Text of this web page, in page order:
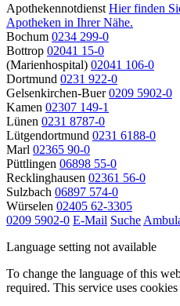
Apothekennotdienst Hier finden
Apotheken in Ihrer Nähe.
Bochum 0234 299-0
Bottrop 02041 15-0
(Marienhospital) 02041 106-0
Dortmund 0231 922-0
Gelsenkirchen-Buer 0209 5902-0
Kamen 02307 149-1
Lünen 0231 8787-0
Lütgendortmund 0231 6188-0
Marl 02365 90-0
Püttlingen 06898 55-0
Recklinghausen 02361 56-0
Sulzbach 06897 574-0
Würselen 02405 62-3305
0209 5902-0 E-Mail Suche
Language setting not available
To change the language of this
required. This service uses